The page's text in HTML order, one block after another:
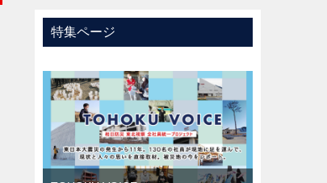
特集ページ